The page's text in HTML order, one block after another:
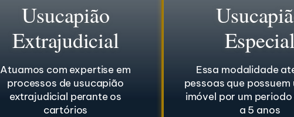
Usucapião
Extrajudicial
Atuamos com expertise em
processos de usucapião
extrajudicial perante os
cartórios
Essa modalidade
pessoas que possuem
imóvel por um
a 5 anos